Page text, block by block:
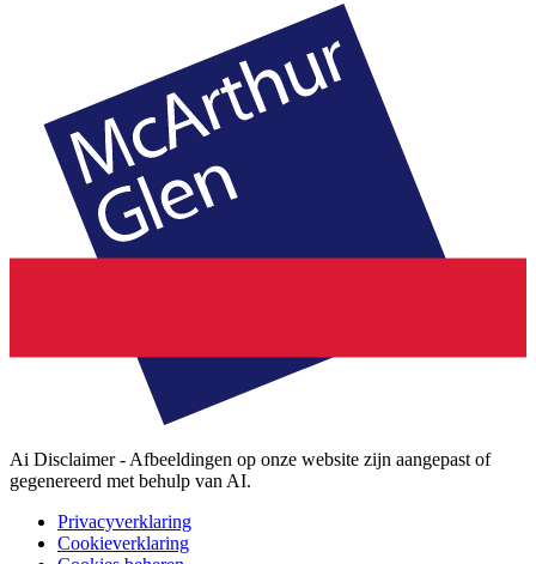
Ai Disclaimer - Afbeeldingen op onze website zijn aangepast of
gegenereerd met behulp van AI.
Privacyverklaring
Cookieverklaring